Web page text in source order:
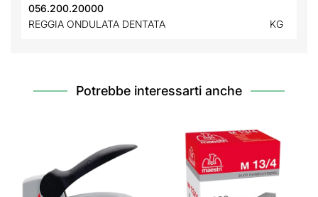
056.200.20000
REGGIA ONDULATA DENTATA
KG
Potrebbe interessarti anche